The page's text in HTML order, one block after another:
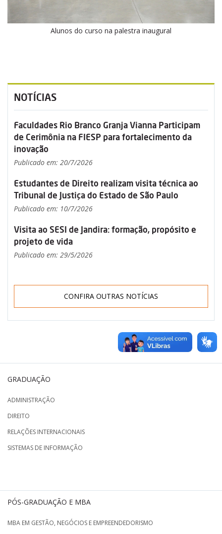
Alunos do curso na palestra inaugural
NOTÍCIAS
Faculdades Rio Branco Granja Vianna Participam
de Cerimônia na FIESP para fortalecimento da
inovação
Publicado em: 20/7/2026
Estudantes de Direito realizam visita técnica ao
Tribunal de Justiça do Estado de São Paulo
Publicado em: 10/7/2026
Visita ao SESI de Jandira: formação, propósito e
projeto de vida
Publicado em: 29/5/2026
CONFIRA OUTRAS NOTÍCIAS
GRADUAÇÃO
ADMINISTRAÇÃO
DIREITO
RELAÇÕES INTERNACIONAIS
SISTEMAS DE INFORMAÇÃO
PÓS-GRADUAÇÃO E MBA
MBA EM GESTÃO, NEGÓCIOS E EMPREENDEDORISMO